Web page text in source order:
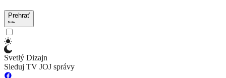
Prehrať
Svetlý Dizajn
Sleduj TV JOJ správy